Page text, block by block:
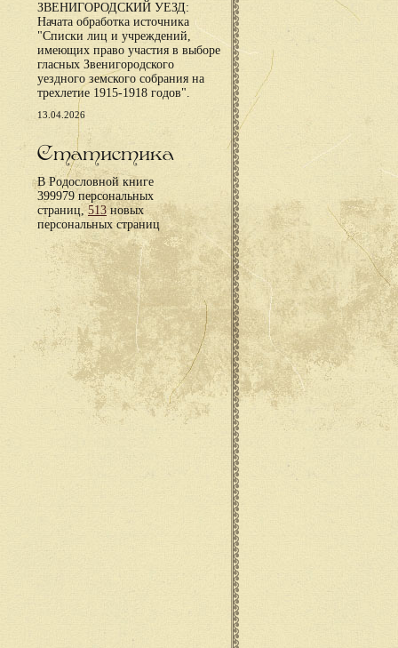
ЗВЕНИГОРОДСКИЙ УЕЗД:
Начата обработка источника
"Списки лиц и учреждений,
имеющих право участия в выборе
гласных Звенигородского
уездного земского собрания на
трехлетие 1915-1918 годов".
13.04.2026
Статистика
В Родословной книге
399979 персональных
страниц,513новых
персональных страниц